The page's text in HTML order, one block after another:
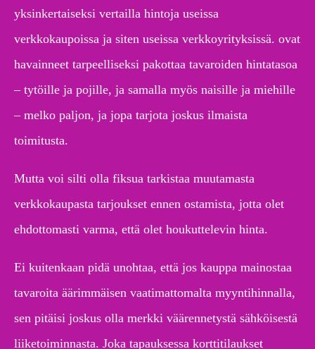
yksinkertaiseksi vertailla hintoja useissa
verkkokaupoissa ja siten useissa verkkoyrityksissä. ovat
havainneet tarpeelliseksi pakottaa tavaroiden hintatasoa
– tytöille ja pojille, ja samalla myös naisille ja miehille
– melko paljon, ja jopa tarjota joskus ilmaista
toimitusta.
Mutta voi silti olla fiksua tarkistaa muutamasta
verkkokaupasta tarjoukset ennen ostamista, jotta olet
ehdottomasti varma, että olet houkuttelevin hinta.
Ei kuitenkaan pidä unohtaa, että jos kauppa mainostaa
tavaroita äärimmäisen vaatimattomalta myyntihinnalla,
sen pitäisi joskus olla merkki väärennetystä sähköisestä
liiketoiminnasta. Joka tapauksessa korttitilaukset